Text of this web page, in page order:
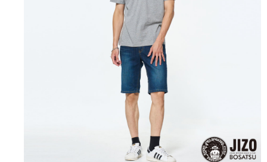
帳／街口支付／iPASS MONEY」等通路繳費。
1.本服務係由「台灣大哥大股份有限公司」（以下簡稱本公司）所提供，讓
用戶於交易時，得透過本服務購買商品或服務，並由商店將買賣／分期付款
買賣價金債權讓與本公司後，依約使用本公司帳單繳交帳款。
2.基於同意付款使用「大哥付你分期」之契約關係目的，商店將以您的個人
資料（包含姓名、電話或地址）提供予台灣大哥大進項蒐集、處理及利用，
由本公司與您本人進行分期帳單所需資料之確認、核對及更正。
3.完整用戶服務條款，請詳閱以下連結：
https://oppay.tw/userRule
２．訂單成立數日內，您將收到繳費通知簡訊。
３．收到繳費通知簡訊後14天內，點擊此簡訊中的連結，可透過四大超商／
ATM／網路銀行／等多元方式進行付款，方視為交易完成。
※ 請注意：結帳手續完成當下不需立刻繳費，但若您需要取消訂單，請聯絡
購買商品的店家。未經商家同意取消之訂單仍視為有效，需透過AFTEE先享
※ 交易是否成功請以「AFTEE先享後付 」之結帳頁面顯示為準，若有關於
是否繳費成功／繳費後需取消欲退款等相關疑問，請聯繫「AFTEE先享後付
https://netprotections.freshdesk.com/support/home
１．透過由恩沛科技股份有限公司提供之「AFTEE先享後付」服務完成之交
易，需依本服務之必要範圍內提供個人資料，並將交易相關給付款項請求債
２．關於個人資料處理事宜，請瀏覽以下網址：
每筆NT$80，滿NT$888(含以上)免運費
每筆NT$60，滿NT$3,000(含以上)免運費
每筆NT$60，滿NT$3,000(含以上)免運費
每筆NT$80，滿NT$3,000(含以上)免運費